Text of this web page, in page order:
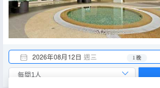
2026年08月12日 週三 1 晚